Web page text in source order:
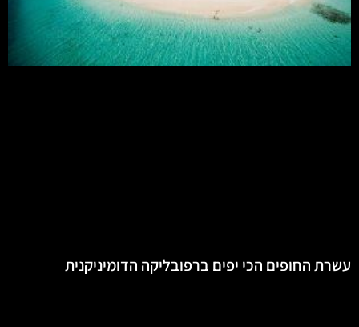
עשרת החופים הכי יפים ברפובליקה הדומיניקנית